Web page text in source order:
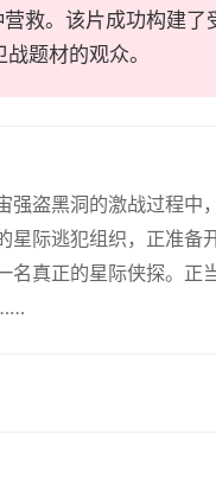
救。该片成功构建了
题材的观众。
强盗黑洞的激战过程中
星际逃犯组织，正准备
名真正的星际侠探。正